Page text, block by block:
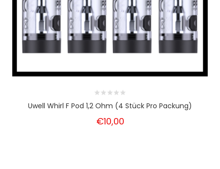
Uwell Whirl F Pod 1,2 Ohm (4 Stück Pro Packung)
€10,00